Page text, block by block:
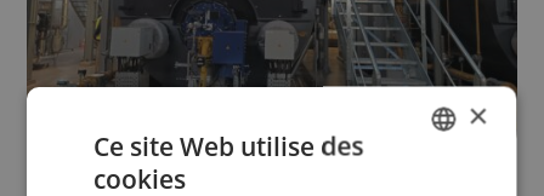
×
Ce site Web utilise des
cookies